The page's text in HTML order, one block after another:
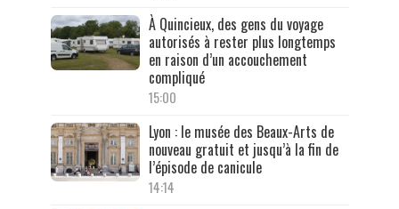
À Quincieux, des gens du voyage
autorisés à rester plus longtemps
en raison d’un accouchement
compliqué
15:00
Lyon : le musée des Beaux-Arts de
nouveau gratuit et jusqu’à la fin de
l’épisode de canicule
14:14